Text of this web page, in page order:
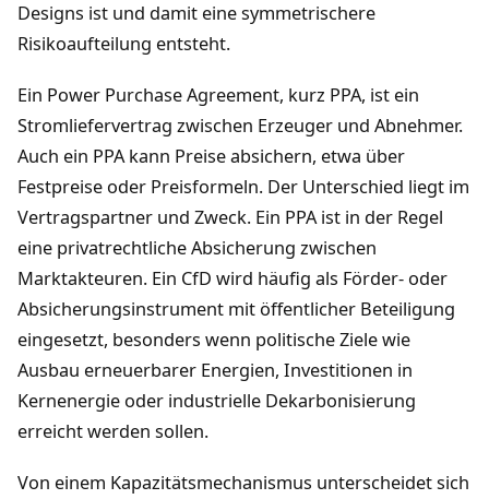
Designs ist und damit eine symmetrischere
Risikoaufteilung entsteht.
Ein Power Purchase Agreement, kurz PPA, ist ein
Stromliefervertrag zwischen Erzeuger und Abnehmer.
Auch ein PPA kann Preise absichern, etwa über
Festpreise oder Preisformeln. Der Unterschied liegt im
Vertragspartner und Zweck. Ein PPA ist in der Regel
eine privatrechtliche Absicherung zwischen
Marktakteuren. Ein CfD wird häufig als Förder- oder
Absicherungsinstrument mit öffentlicher Beteiligung
eingesetzt, besonders wenn politische Ziele wie
Ausbau erneuerbarer Energien, Investitionen in
Kernenergie oder industrielle Dekarbonisierung
erreicht werden sollen.
Von einem Kapazitätsmechanismus unterscheidet sich